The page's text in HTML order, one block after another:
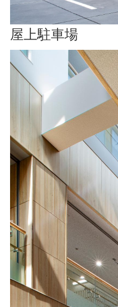
屋上駐車場